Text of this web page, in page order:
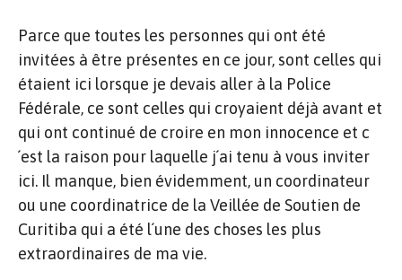
Parce que toutes les personnes qui ont été
invitées à être présentes en ce jour, sont celles qui
étaient ici lorsque je devais aller à la Police
Fédérale, ce sont celles qui croyaient déjà avant et
qui ont continué de croire en mon innocence et c
´est la raison pour laquelle j´ai tenu à vous inviter
ici. Il manque, bien évidemment, un coordinateur
ou une coordinatrice de la Veillée de Soutien de
Curitiba qui a été l´une des choses les plus
extraordinaires de ma vie.